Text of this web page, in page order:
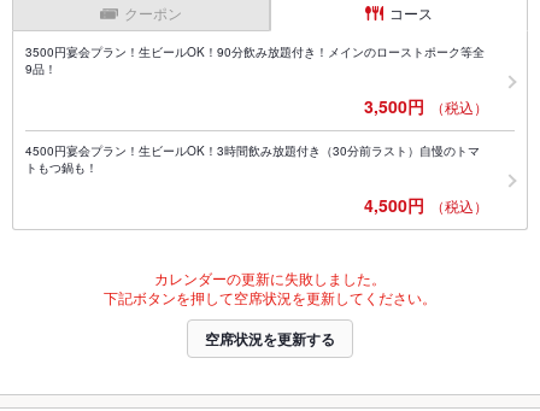
クーポン コース
3500円宴会プラン！生ビールOK！90分飲み放題付き！メインのローストポーク等全
9品！
3,500円 （税込）
4500円宴会プラン！生ビールOK！3時間飲み放題付き（30分前ラスト）自慢のトマ
トもつ鍋も！
4,500円 （税込）
カレンダーの更新に失敗しました。
下記ボタンを押して空席状況を更新してください。
空席状況を更新する